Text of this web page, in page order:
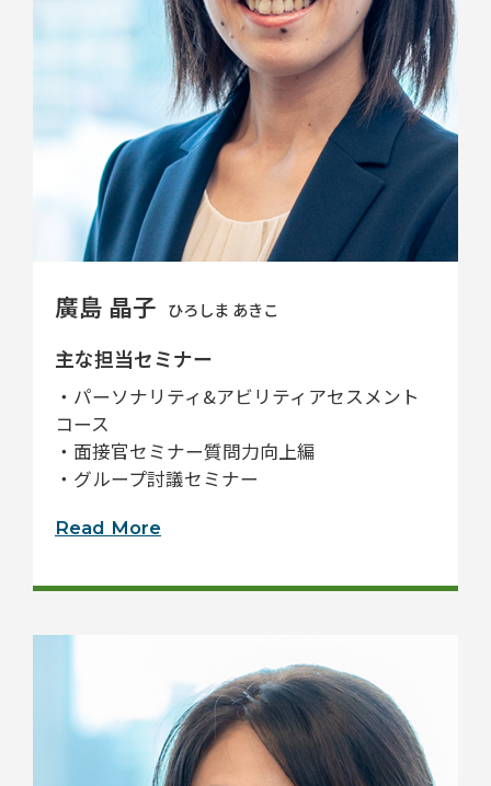
廣島 晶子 ひろしま あきこ
主な担当セミナー
・パーソナリティ&アビリティアセスメント
コース
・面接官セミナー質問力向上編
・グループ討議セミナー
Read More